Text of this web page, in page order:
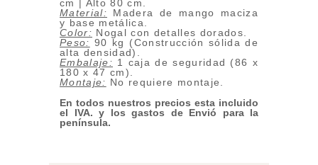
cm | Alto 80 cm.
Material: Madera de mango maciza
y base metálica.
Color: Nogal con detalles dorados.
Peso: 90 kg (Construcción sólida de
alta densidad).
Embalaje: 1 caja de seguridad (86 x
180 x 47 cm).
Montaje: No requiere montaje.
En todos nuestros precios esta incluido
el IVA. y los gastos de Envió para la
península.